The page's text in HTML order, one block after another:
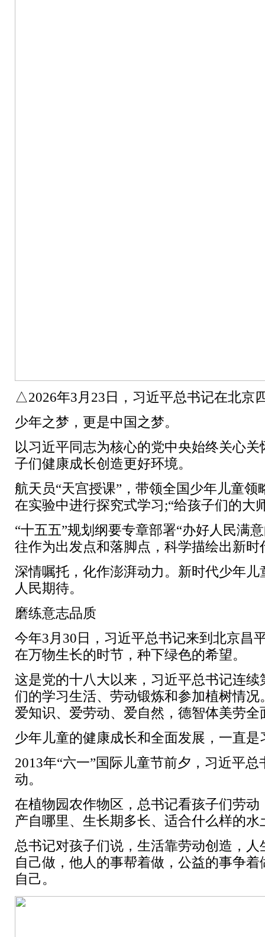
△2026年3月23日，习近平总书记在北京
少年之梦，更是中国之梦。
以习近平同志为核心的党中央始终关心
子们健康成长创造更好环境。
航天员“天宫授课”，带领全国少年儿童
在实验中进行探究式学习;“给孩子们的大
“十五五”规划纲要专章部署“办好人民满
往作为出发点和落脚点，科学描绘出新
深情嘱托，化作澎湃动力。新时代少年
人民期待。
磨练意志品质
今年3月30日，习近平总书记来到北京昌
在万物生长的时节，种下绿色的希望。
这是党的十八大以来，习近平总书记连
们的学习生活、劳动锻炼和参加植树情
爱知识、爱劳动、爱自然，德智体美劳
少年儿童的健康成长和全面发展，一直
2013年“六一”国际儿童节前夕，习近平
动。
在植物园农作物区，总书记看孩子们劳
产自哪里、生长期多长、适合什么样的
总书记对孩子们说，生活靠劳动创造，
自己做，他人的事帮着做，公益的事争
自己。